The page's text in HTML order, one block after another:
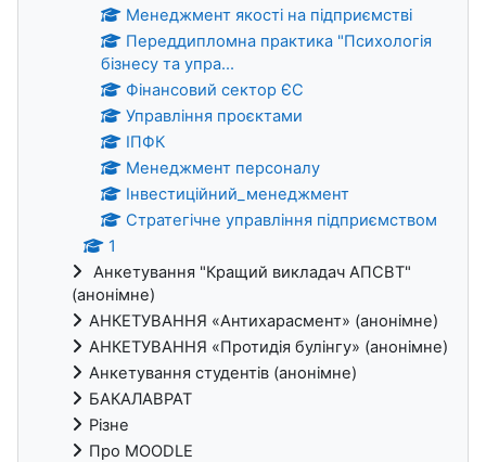
Менеджмент якості на підприємстві
Переддипломна практика "Психологія
бізнесу та упра...
Фінансовий сектор ЄС
Управління проєктами
ІПФК
Менеджмент персоналу
Інвестиційний_менеджмент
Стратегічне управління підприємством
1
Анкетування "Кращий викладач АПСВТ"
(анонімне)
АНКЕТУВАННЯ «Антихарасмент» (анонімне)
АНКЕТУВАННЯ «Протидія булінгу» (анонімне)
Анкетування студентів (анонімне)
БАКАЛАВРАТ
Різне
Про MOODLE